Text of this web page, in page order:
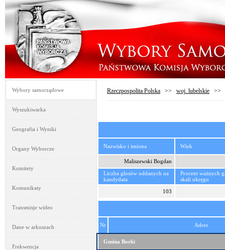
Wybory samorządowe
Wyszukiwarka
Geografia i Wyniki
Organy Wyborcze
Komitety
Komunikaty
Transmisje wideo
Dane w arkuszach
Frekwencja
Rzeczpospolita Polska >> woj. lubelskie >>
Nazwisko i imiona Wiek
Maliszewski Bogdan
Liczba głosów oddanych na
kandydata
Procent ważnych
skali okręgu
103
Nr Adres
Gmina Borki